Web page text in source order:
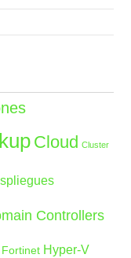
Cloud Cluster
Controllers
Fortinet Hyper-V